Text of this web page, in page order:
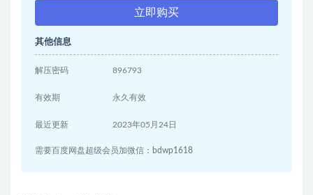
立即购买
其他信息
解压密码 896793
有效期 永久有效
最近更新 2023年05月24日
需要百度网盘超级会员加微信：bdwp1618